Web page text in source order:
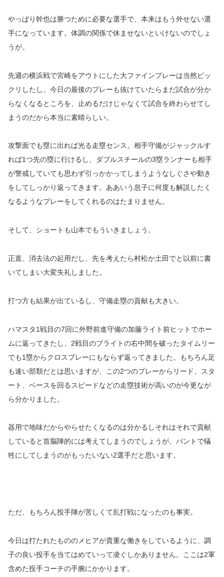
やっぱり幹也は勝つために必要な選手で、本来はもう外せない選
手になっています。体調の関係で休ませないといけないのでしょ
うが。
先週の横浜戦で宮崎をアウトにした大ファインプレーは当然ビッ
クリしたし、今日の最後のプレーも抜けていたらまだ試合が分か
らなくなるところを、止めるだけじゃなくて試合を終わらせてし
まうのだから本当に素晴らしい。
攻撃面でも塁に出れば光る走塁センス。相手守備がジャックルす
れば1つ先の塁に行けるし、ダブルスチールの3塁ランナーも相手
が警戒していても思わず引っかかってしまうようなしぐさや動き
をしてしっかり返ってきます。ああいう息子に何度も解説したく
なるようなプレーをしてくれるのはたまりません。
そして、ショートも山本でもういきましょう。
正直、消去法の起用だし、先を考えたら村松か土田でと以前に書
いてしまい大変失礼しました。
打つ方も結果が出ているし、守備走塁の貢献も大きい。
ハマスタ1戦目の7回に外野前進守備の加藤ライト前ヒットでホー
ムに返ってきたし、2戦目のブライトの右中間を破ったタイムリー
でも1塁からクロスプレーにもならず返ってきました。もちろん足
も速い部類だとは思いますが、この2つのプレーからリード、スタ
ート、ベースを回るスピードなどの走塁技術が高いのが今更なが
ら分かりました。
器用で地味だからやらせたくなるのは分かるしそれはそれで貢献
していると首脳陣的には考えてしまうのでしょうが、バントで犠
牲にしてしまうのがもったいない2選手だと思います。
ただ、もちろん投手陣が苦しくて乱打戦になったのも事実。
今日は打たれたもののメヒアが貴重な働きをしているように、調
子の良い投手を当てはめていって凌ぐしかありません。ここは2軍
含めた投手コーチの手腕にかかります。